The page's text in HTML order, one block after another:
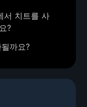
서 치트를 사
?
까요?